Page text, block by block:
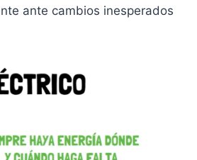
ante cambios inesperados